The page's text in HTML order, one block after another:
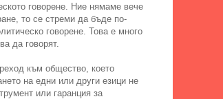
говорене. Ние нямаме вече
то се стреми да бъде по-
говорене. Това е много
да говорят.
към общество, което
на едни или други езици не
или гаранция за